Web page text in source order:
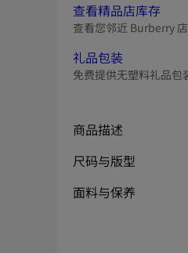
查看精品店库存
查看您邻近 Burberry
礼品包装
免费提供无塑料礼品包
商品描述
尺码与版型
面料与保养